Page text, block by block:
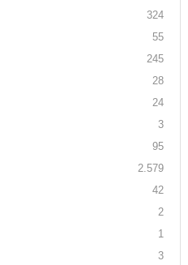
324
55
245
28
24
3
95
2.579
42
2
1
3